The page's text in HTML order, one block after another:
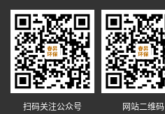
扫码关注公众号 网站二维码